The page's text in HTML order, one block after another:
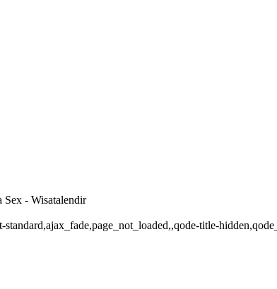
Sex - Wisatalendir
title-